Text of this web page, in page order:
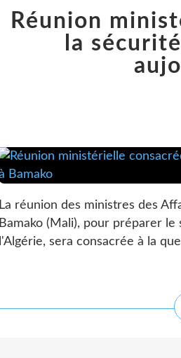
Réunion
la
La réunion des ministres des
Bamako (Mali), pour préparer
l'Algérie, sera consacrée à la